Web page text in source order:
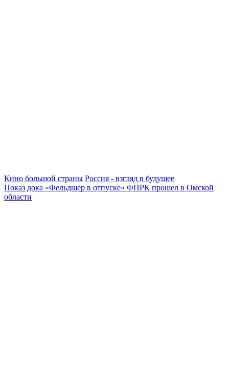
Кино большой страны Россия - взгляд в будущее
Показ дока «Фельдшер в отпуске» ФПРК прошел в Омской
области